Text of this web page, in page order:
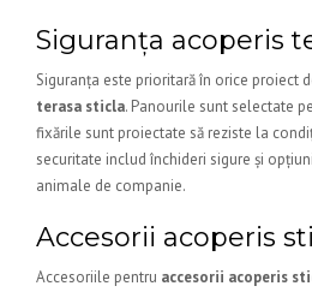
Siguranța acoperis
Siguranța este prioritară în orice proiect
terasa sticla. Panourile sunt selectate
fixările sunt proiectate să reziste la
securitate includ închideri sigure și
animale de companie.
Accesorii acoperis
Accesoriile pentru accesorii acoperis